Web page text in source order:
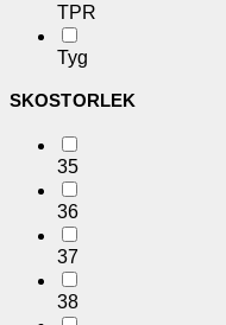
TPR
Tyg
SKOSTORLEK
35
36
37
38